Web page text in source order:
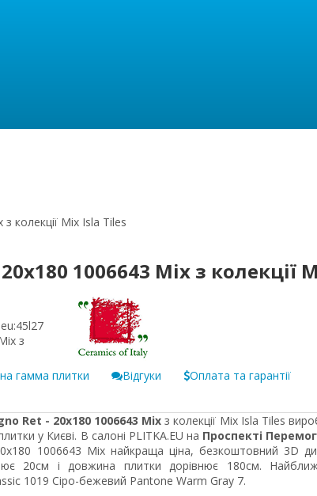
колекції Mix Isla Tiles
1006643 Mix з колекції
45l27
гамма плитки Відгуки
Оплата та гарантії
Ret - 20x180 1006643 Mix з колекції Mix Isla Tiles
у Києві. В салоні PLITKA.EU на Проспекті
1006643 Mix найкраща ціна, безкоштовний 3D
20см і довжина плитки дорівнює 180см.
1019 Сіро-бежевий Pantone Warm Gray 7.